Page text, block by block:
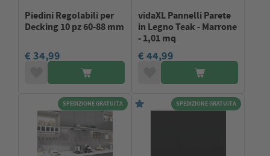
Piedini Regolabili per
Decking 10 pz 60-88 mm
€ 34,99
vidaXL Pannelli Parete
in Legno Teak - Marrone
- 1,01 mq
€ 44,99
SPEDIZIONE GRATUITA SPEDIZIONE GRATUITA